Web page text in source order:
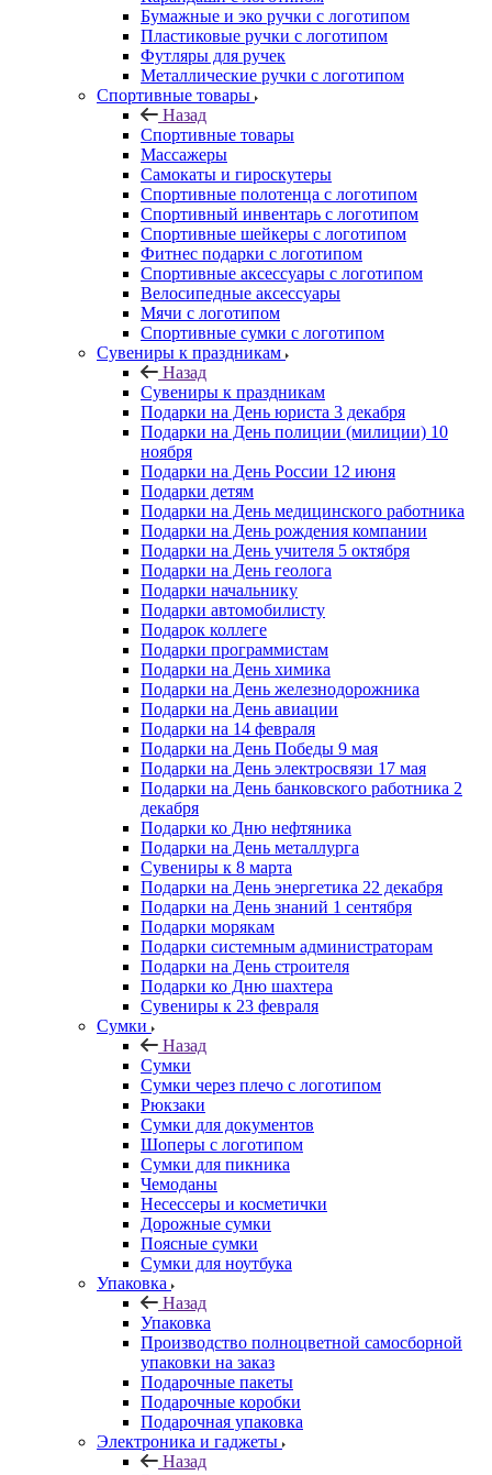
Бумажные и эко ручки с логотипом
Пластиковые ручки с логотипом
Футляры для ручек
Металлические ручки с логотипом
Спортивные товары
Назад
Спортивные товары
Массажеры
Самокаты и гироскутеры
Спортивные полотенца с логотипом
Спортивный инвентарь с логотипом
Спортивные шейкеры с логотипом
Фитнес подарки с логотипом
Спортивные аксессуары с логотипом
Велосипедные аксессуары
Мячи с логотипом
Спортивные сумки с логотипом
Сувениры к праздникам
Назад
Сувениры к праздникам
Подарки на День юриста 3 декабря
Подарки на День полиции (милиции) 10
ноября
Подарки на День России 12 июня
Подарки детям
Подарки на День медицинского работника
Подарки на День рождения компании
Подарки на День учителя 5 октября
Подарки на День геолога
Подарки начальнику
Подарки автомобилисту
Подарок коллеге
Подарки программистам
Подарки на День химика
Подарки на День железнодорожника
Подарки на День авиации
Подарки на 14 февраля
Подарки на День Победы 9 мая
Подарки на День электросвязи 17 мая
Подарки на День банковского работника 2
декабря
Подарки ко Дню нефтяника
Подарки на День металлурга
Сувениры к 8 марта
Подарки на День энергетика 22 декабря
Подарки на День знаний 1 сентября
Подарки морякам
Подарки системным администраторам
Подарки на День строителя
Подарки ко Дню шахтера
Сувениры к 23 февраля
Сумки
Назад
Сумки
Сумки через плечо с логотипом
Рюкзаки
Сумки для документов
Шоперы с логотипом
Сумки для пикника
Чемоданы
Несессеры и косметички
Дорожные сумки
Поясные сумки
Сумки для ноутбука
Упаковка
Назад
Упаковка
Производство полноцветной самосборной
упаковки на заказ
Подарочные пакеты
Подарочные коробки
Подарочная упаковка
Электроника и гаджеты
Назад